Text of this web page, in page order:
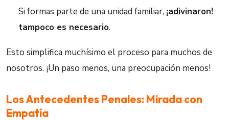
Si formas parte de una unidad familiar, ¡adivinaron!
tampoco es necesario.
Esto simplifica muchísimo el proceso para muchos de
nosotros. ¡Un paso menos, una preocupación menos!
Los Antecedentes Penales: Mirada con
Empatía